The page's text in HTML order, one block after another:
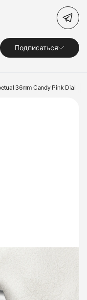
Подписаться
36mm Candy Pink Dial